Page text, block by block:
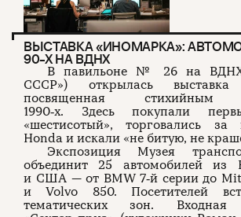
ВЫСТАВКА «ИНОМАРКА»:
90-Х НА ВДНХ
В павильоне № 26 на ВДНХ
СССР») открылась выставка
посвященная стихийным
1990‑х. Здесь покупали
«шестисотый», торговались за
Honda и искали «не битую, не
Экспозиция Музея
объединит 25 автомобилей из
и США — от BMW 7‑й серии до
и Volvo 850. Посетителей
тематических зон. Входная